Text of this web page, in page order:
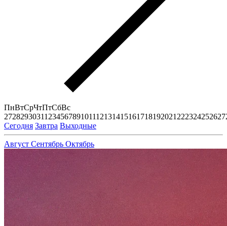
ПнВтСрЧтПтСбВс
27282930311 23456789101112131415161718192021 222324252627
Сегодня Завтра Выходные
Август Сентябрь Октябрь